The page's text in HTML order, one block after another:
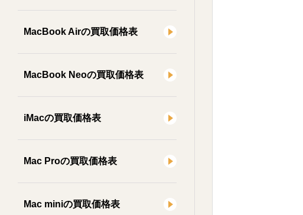
MacBook Airの買取価格表
MacBook Neoの買取価格表
iMacの買取価格表
Mac Proの買取価格表
Mac miniの買取価格表